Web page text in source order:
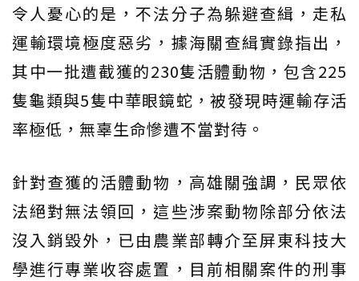
令人憂心的是，不法分子為躲避查緝，走私
運輸環境極度惡劣，據海關查緝實錄指出，
其中一批遭截獲的230隻活體動物，包含225
隻龜類與5隻中華眼鏡蛇，被發現時運輸存活
率極低，無辜生命慘遭不當對待。
針對查獲的活體動物，高雄關強調，民眾依
法絕對無法領回，這些涉案動物除部分依法
沒入銷毀外，已由農業部轉介至屏東科技大
學進行專業收容處置，目前相關案件的刑事